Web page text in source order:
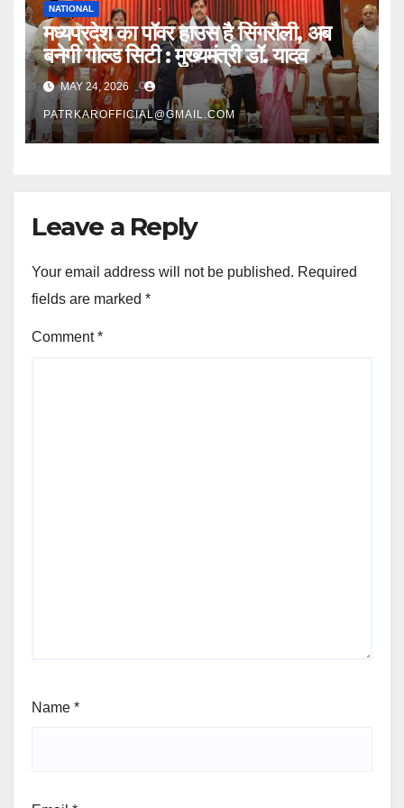
NATIONAL
मध्यप्रदेश का पॉवर हाउस है सिंगरौली, अब
बनेगी गोल्ड सिटी : मुख्यमंत्री डॉ. यादव
MAY 24, 2026
PATRKAROFFICIAL@GMAIL.COM
Leave a Reply
Your email address will not be published. Required
fields are marked *
Comment*
Name *